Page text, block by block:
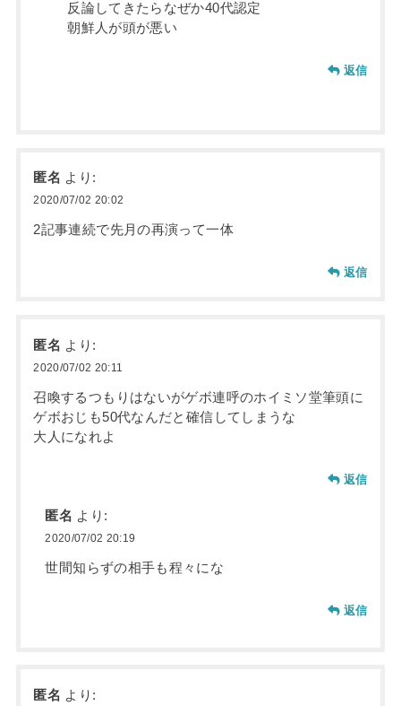
反論してきたらなぜか40代認定
朝鮮人が頭が悪い
返信
匿名 より:
2020/07/02 20:02
2記事連続で先月の再演って一体
返信
匿名 より:
2020/07/02 20:11
召喚するつもりはないがゲボ連呼のホイミソ堂筆頭に
ゲボおじも50代なんだと確信してしまうな
大人になれよ
返信
匿名 より:
2020/07/02 20:19
世間知らずの相手も程々にな
返信
匿名 より: